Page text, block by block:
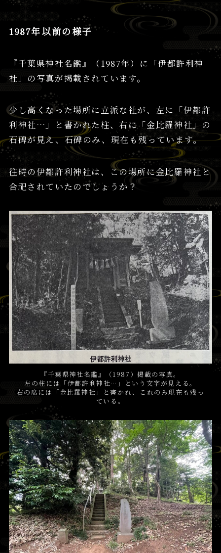
1987年以前の様子
『千葉県神社名鑑』（1987年）に「伊都許利神
社」の写真が掲載されています。
少し高くなった場所に立派な社が、左に「伊都許
利神社…」と書かれた柱、右に「金比羅神社」の
石碑が見え、石碑のみ、現在も残っています。
往時の伊都許利神社は、この場所に金比羅神社と
合祀されていたのでしょうか？
『千葉県神社名鑑』（1987）掲載の写真。
左の柱には「伊都許利神社…」という文字が見える。
右の席には「金比羅神社」と書かれ、これのみ現在も残っ
ている。